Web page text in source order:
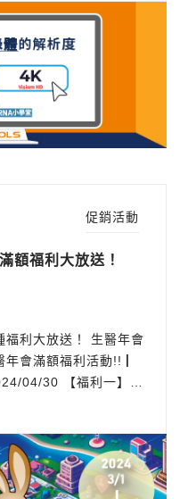
組織切片上捕捉到基因
的...
額福利大放送！
放送！ 生醫年會
年會滿額福利活動!! ▏
福利一】好
、CROYEZ、Hansa
促銷活動